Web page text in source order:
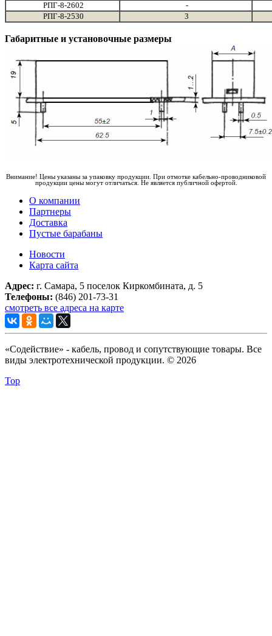
РПГ-8-2602
-
РПГ-8-2530
3
Габаритные и установочные размеры
Внимание! Цены указаны за упаковку продукции. При отмотке кабельно-проводниковой
продукции цены могут отличаться. Не является публичной офертой.
О компании
Партнеры
Доставка
Пустые барабаны
Новости
Карта сайта
Адрес: г. Самара, 5 поселок Киркомбината, д. 5
Телефоны: (846) 201-73-31
смотреть все адреса на карте
«Содействие» - кабель, провод и сопутствующие товары. Все
виды электротехнической продукции. © 2026
Top